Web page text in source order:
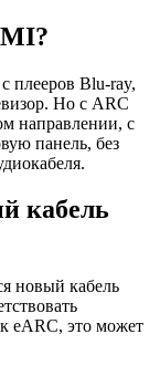
плееров Blu-ray,
Но с ARC
направлении, с
панель, без
кабель
новый кабель
eARC, это может